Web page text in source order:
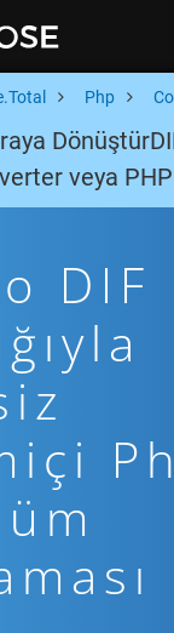
Php
veya
DIF